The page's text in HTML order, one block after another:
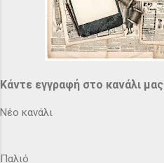
Κάντε εγγραφή στο κανάλι μας
Νέο κανάλι
Παλιό